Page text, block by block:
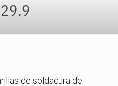
de soldadura de